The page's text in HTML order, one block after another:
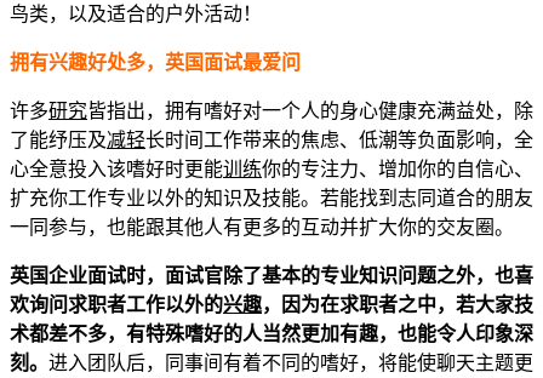
鸟类，以及适合的户外活动！
拥有兴趣好处多，英国面试最爱问
许多研究皆指出，拥有嗜好对一个人的身心健康充满益处，除
了能纾压及减轻长时间工作带来的焦虑、低潮等负面影响，全
心全意投入该嗜好时更能训练你的专注力、增加你的自信心、
扩充你工作专业以外的知识及技能。若能找到志同道合的朋友
一同参与，也能跟其他人有更多的互动并扩大你的交友圈。
英国企业面试时，面试官除了基本的专业知识问题之外，也喜
欢询问求职者工作以外的兴趣，因为在求职者之中，若大家技
术都差不多，有特殊嗜好的人当然更加有趣，也能令人印象深
刻。 进入团队后，同事间有着不同的嗜好，将能使聊天主题更